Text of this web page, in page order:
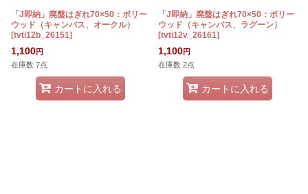
「J即納」廃盤はぎれ70×50：ボリー
ウッド（キャンバス、オークル）
[tvti12b_26151]
1,100円
在庫数 7点
カートに入れる
「J即納」廃盤はぎれ70×50：ボリー
ウッド（キャンバス、ラグーン）
[tvti12v_26161]
1,100円
在庫数 2点
カートに入れる